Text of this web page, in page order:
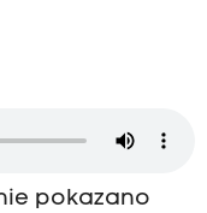
pokazano